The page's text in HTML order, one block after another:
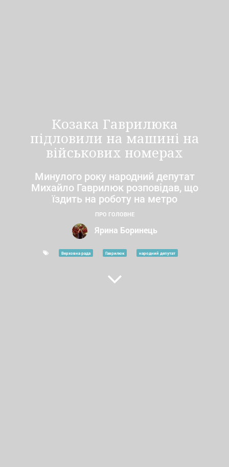
Козака Гаврилюка
підловили на машині на
військових номерах
Минулого року народний депутат
Михайло Гаврилюк розповідав, що
їздить на роботу на метро
ПРО ГОЛОВНЕ
Ярина Боринець
Верховна рада Гаврилюк народний депутат